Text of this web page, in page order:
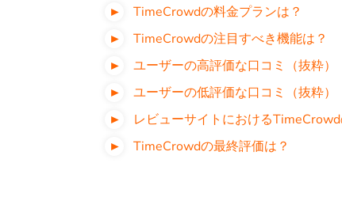
TimeCrowdの料金プランは？
TimeCrowdの注目すべき機能は？
ユーザーの高評価な口コミ（抜粋）
ユーザーの低評価な口コミ（抜粋）
レビューサイトにおける
TimeCrowdの最終評価は？